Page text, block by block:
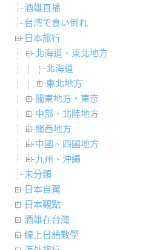
酒雄直播
台湾で食い倒れ
日本旅行
北海道、東北地方
北海道
東北地方
關東地方・東京
中部、北陸地方
關西地方
中國、四國地方
九州、沖繩
未分類
日本自駕
日本觀點
酒雄在台灣
線上日語教學